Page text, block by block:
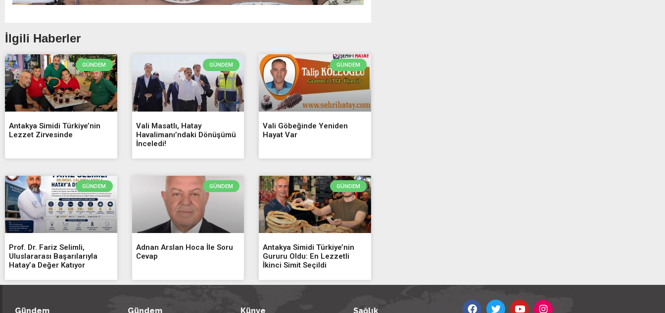
İlgili Haberler
GÜNDEM
Antakya Simidi Türkiye’nin
Lezzet Zirvesinde
GÜNDEM
Vali Masatlı, Hatay
Havalimanı’ndaki Dönüşümü
İnceledi!
GÜNDEM
Vali Göbeğinde Yeniden
Hayat Var
GÜNDEM
Prof. Dr. Fariz Selimli,
Uluslararası Başarılarıyla
Hatay’a Değer Katıyor
GÜNDEM
Adnan Arslan Hoca İle Soru
Cevap
GÜNDEM
Antakya Simidi Türkiye’nin
Gururu Oldu: En Lezzetli
İkinci Simit Seçildi
Gündem Gündem Künye Sağlık